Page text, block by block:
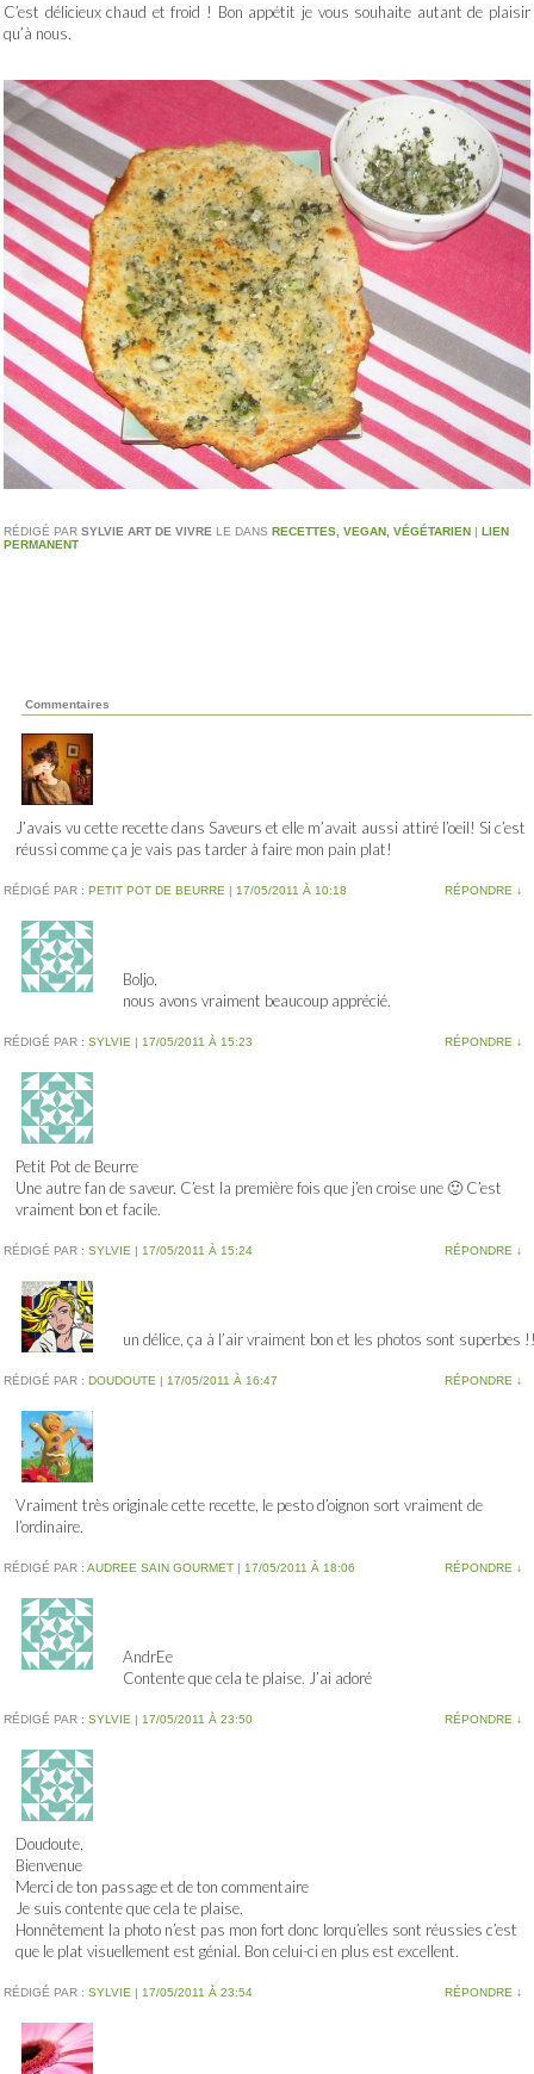
C’est délicieux chaud et froid ! Bon appétit je vous souhaite autant de plaisir
qu’à nous.
RÉDIGÉ PAR SYLVIE ART DE VIVRE LE DANS RECETTES VEGAN VÉGÉTARIEN | LIEN
PERMANENT
Commentaires
J’avais vu cette recette dans Saveurs et elle m’avait aussi attiré l’oeil! Si c’est
réussi comme ça je vais pas tarder à faire mon pain plat!
RÉDIGÉ PAR : PETIT POT DE BEURRE | 17/05/2011 À 10:18 RÉPONDRE ↓
Boljo,
nous avons vraiment beaucoup apprécié.
RÉDIGÉ PAR : SYLVIE | 17/05/2011 À 15:23 RÉPONDRE ↓
Petit Pot de Beurre
Une autre fan de saveur. C’est la première fois que j’en croise une 🙂 C’est
vraiment bon et facile.
RÉDIGÉ PAR : SYLVIE | 17/05/2011 À 15:24 RÉPONDRE ↓
un délice, ça à l’air vraiment bon et les photos sont superbes
RÉDIGÉ PAR : DOUDOUTE | 17/05/2011 À 16:47 RÉPONDRE ↓
Vraiment très originale cette recette, le pesto d’oignon sort vraiment de
l’ordinaire.
RÉDIGÉ PAR : AUDREE SAIN GOURMET | 17/05/2011 À 18:06 RÉPONDRE ↓
AndrEe
Contente que cela te plaise. J’ai adoré
RÉDIGÉ PAR : SYLVIE | 17/05/2011 À 23:50 RÉPONDRE ↓
Doudoute,
Bienvenue
Merci de ton passage et de ton commentaire
Je suis contente que cela te plaise.
Honnêtement la photo n’est pas mon fort donc lorqu’elles sont réussies c’est
que le plat visuellement est génial. Bon celui-ci en plus est excellent.
RÉDIGÉ PAR : SYLVIE | 17/05/2011 À 23:54 RÉPONDRE ↓